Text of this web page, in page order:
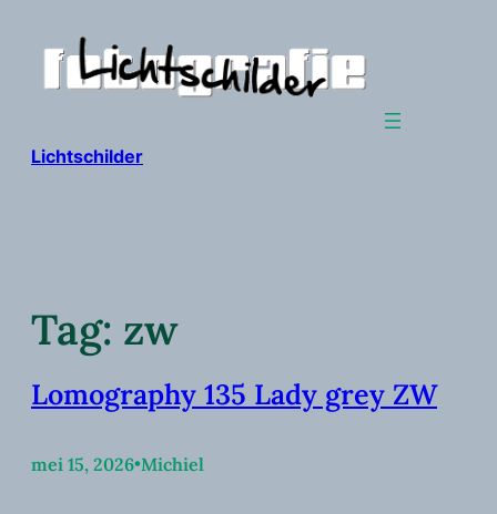
inhoud
Lichtschilder
Tag: zw
Lomography 135 Lady grey ZW
mei 15, 2026•Michiel